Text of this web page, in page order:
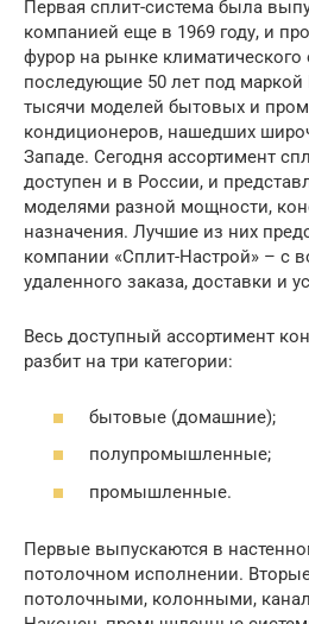
Первая сплит-система была
компанией еще в 1969 году, и
фурор на рынке климатического
последующие 50 лет под маркой
тысячи моделей бытовых и
кондиционеров, нашедших
Западе. Сегодня ассортимент
доступен и в России, и
моделями разной мощности,
назначения. Лучшие из них
компании «Сплит-Настрой» – с
удаленного заказа, доставки и
Весь доступный ассортимент
разбит на три категории:
бытовые (домашние);
полупромышленные;
промышленные.
Первые выпускаются в
потолочном исполнении.
потолочными, колонными,